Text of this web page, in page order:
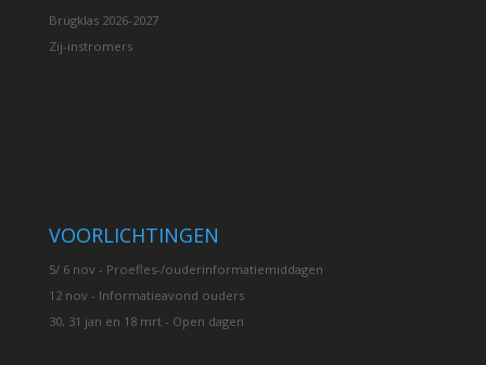
Brugklas 2026-2027
Zij-instromers
VOORLICHTINGEN
5/ 6 nov - Proefles-/ouderinformatiemiddagen
12 nov - Informatieavond ouders
30, 31 jan en 18 mrt - Open dagen